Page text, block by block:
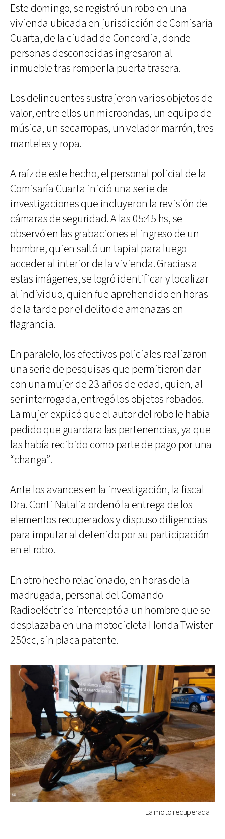
Este domingo, se registró un robo en una
vivienda ubicada en jurisdicción de Comisaría
Cuarta, de la ciudad de Concordia, donde
personas desconocidas ingresaron al
inmueble tras romper la puerta trasera.
Los delincuentes sustrajeron varios objetos de
valor, entre ellos un microondas, un equipo de
música, un secarropas, un velador marrón, tres
manteles y ropa.
A raíz de este hecho, el personal policial de la
Comisaría Cuarta inició una serie de
investigaciones que incluyeron la revisión de
cámaras de seguridad. A las 05:45 hs, se
observó en las grabaciones el ingreso de un
hombre, quien saltó un tapial para luego
acceder al interior de la vivienda. Gracias a
estas imágenes, se logró identificar y localizar
al individuo, quien fue aprehendido en horas
de la tarde por el delito de amenazas en
flagrancia.
En paralelo, los efectivos policiales realizaron
una serie de pesquisas que permitieron dar
con una mujer de 23 años de edad, quien, al
ser interrogada, entregó los objetos robados.
La mujer explicó que el autor del robo le había
pedido que guardara las pertenencias, ya que
las había recibido como parte de pago por una
“changa”.
Ante los avances en la investigación, la fiscal
Dra. Conti Natalia ordenó la entrega de los
elementos recuperados y dispuso diligencias
para imputar al detenido por su participación
en el robo.
En otro hecho relacionado, en horas de la
madrugada, personal del Comando
Radioeléctrico interceptó a un hombre que se
desplazaba en una motocicleta Honda Twister
250cc, sin placa patente.
La moto recuperada